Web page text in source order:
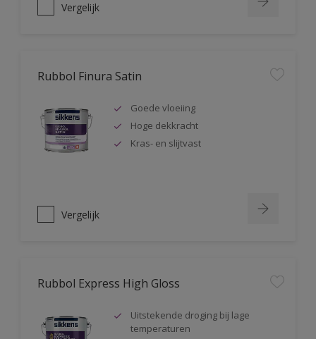
Vergelijk
Rubbol Finura Satin
Goede vloeiing
Hoge dekkracht
Kras- en slijtvast
Vergelijk
Rubbol Express High Gloss
Uitstekende droging bij lage
temperaturen